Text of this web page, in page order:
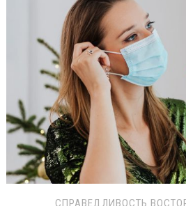
СПРАВЕДЛИВОСТЬ